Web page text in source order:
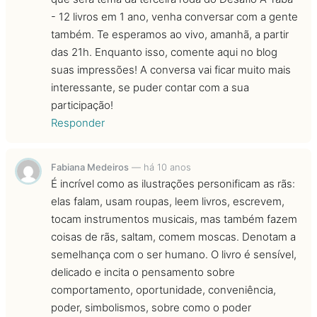
- 12 livros em 1 ano, venha conversar com a gente
também. Te esperamos ao vivo, amanhã, a partir
das 21h. Enquanto isso, comente aqui no blog
suas impressões! A conversa vai ficar muito mais
interessante, se puder contar com a sua
participação!
Responder
Fabiana Medeiros — há 10 anos
É incrível como as ilustrações personificam as rãs:
elas falam, usam roupas, leem livros, escrevem,
tocam instrumentos musicais, mas também fazem
coisas de rãs, saltam, comem moscas. Denotam a
semelhança com o ser humano. O livro é sensível,
delicado e incita o pensamento sobre
comportamento, oportunidade, conveniência,
poder, simbolismos, sobre como o poder